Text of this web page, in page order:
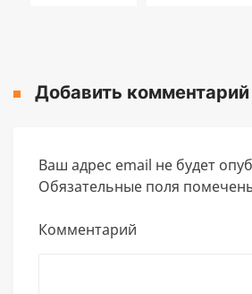
Добавить комментарий
Ваш адрес email не будет
Обязательные поля
Комментарий